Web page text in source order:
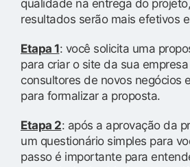
qualidade na entrega do
resultados serão mais efetivos
Etapa 1: você solicita uma
para criar o site da sua
consultores de novos negócios
para formalizar a proposta.
Etapa 2: após a aprovação da
um questionário simples para
passo é importante para